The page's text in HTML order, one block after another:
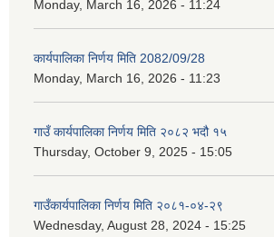
Monday, March 16, 2026 - 11:24
कार्यपालिका निर्णय मिति 2082/09/28
Monday, March 16, 2026 - 11:23
गाउँ कार्यपालिका निर्णय मिति २०८२ भदौ १५
Thursday, October 9, 2025 - 15:05
गाउँकार्यपालिका निर्णय मिति २०८१-०४-२९
Wednesday, August 28, 2024 - 15:25